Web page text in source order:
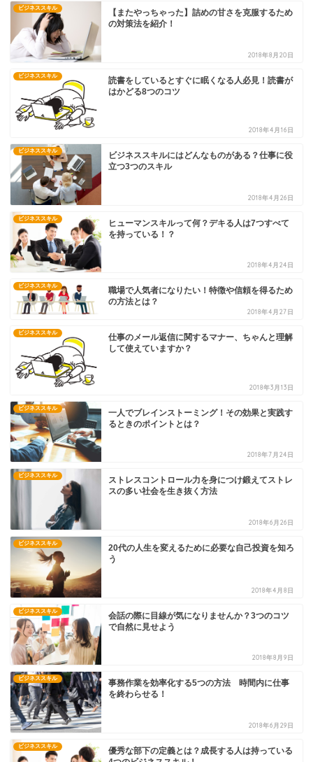
ビジネススキル
【またやっちゃった】詰めの甘さを克服するため
の対策法を紹介！
2018年8月20日
ビジネススキル
読書をしているとすぐに眠くなる人必見！読書が
はかどる8つのコツ
2018年4月16日
ビジネススキル
ビジネススキルにはどんなものがある？仕事に役
立つ3つのスキル
2018年4月26日
ビジネススキル
ヒューマンスキルって何？デキる人は7つすべて
を持っている！？
2018年4月24日
ビジネススキル
職場で人気者になりたい！特徴や信頼を得るため
の方法とは？
2018年4月27日
ビジネススキル
仕事のメール返信に関するマナー、ちゃんと理解
して使えていますか？
2018年3月13日
ビジネススキル
一人でブレインストーミング！その効果と実践す
るときのポイントとは？
2018年7月24日
ビジネススキル
ストレスコントロール力を身につけ鍛えてストレ
スの多い社会を生き抜く方法
2018年6月26日
ビジネススキル
20代の人生を変えるために必要な自己投資を知ろ
う
2018年4月8日
ビジネススキル
会話の際に目線が気になりませんか？3つのコツ
で自然に見せよう
2018年8月9日
ビジネススキル
事務作業を効率化する5つの方法 時間内に仕事
を終わらせる！
2018年6月29日
ビジネススキル
優秀な部下の定義とは？成長する人は持っている